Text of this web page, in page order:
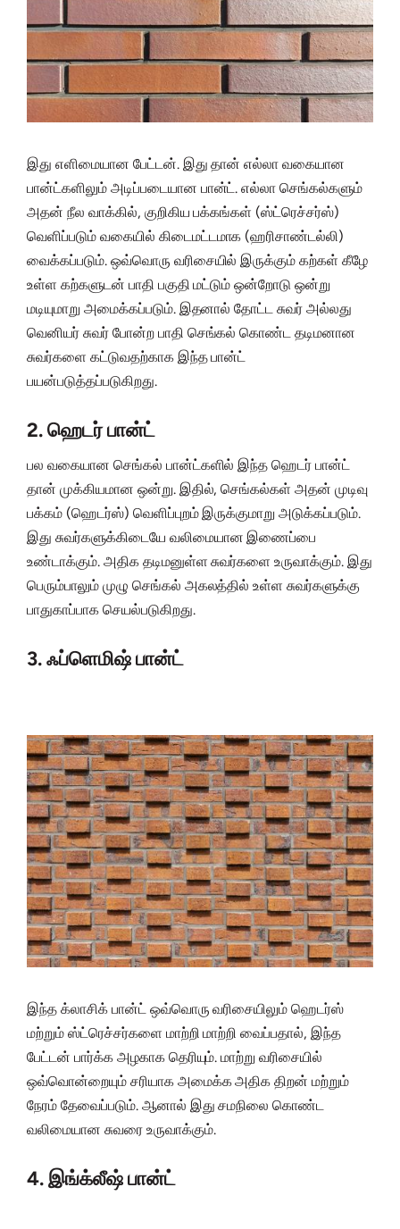
இது எளிமையான பேட்டன். இது தான் எல்லா வகையான
பான்ட்களிலும் அடிப்படையான பான்ட். எல்லா செங்கல்களும்
அதன் நீல வாக்கில், குறிகிய பக்கங்கள் (ஸ்ட்ரெச்சர்ஸ்)
வெளிப்படும் வகையில் கிடைமட்டமாக (ஹரிசாண்டல்லி)
வைக்கப்படும். ஒவ்வொரு வரிசையில் இருக்கும் கற்கள் கீழே
உள்ள கற்களுடன் பாதி பகுதி மட்டும் ஒன்றோடு ஒன்று
மடியுமாறு அமைக்கப்படும். இதனால் தோட்ட சுவர் அல்லது
வெனியர் சுவர் போன்ற பாதி செங்கல் கொண்ட தடிமனான
சுவர்களை கட்டுவதற்காக இந்த பான்ட்
பயன்படுத்தப்படுகிறது.
2. ஹெடர் பான்ட்
பல வகையான செங்கல் பான்ட்களில் இந்த ஹெடர் பான்ட்
தான் முக்கியமான ஒன்று. இதில், செங்கல்கள் அதன் முடிவு
பக்கம் (ஹெடர்ஸ்) வெளிப்புறம் இருக்குமாறு அடுக்கப்படும்.
இது சுவர்களுக்கிடையே வலிமையான இணைப்பை
உண்டாக்கும். அதிக தடிமனுள்ள சுவர்களை உருவாக்கும். இது
பெரும்பாலும் முழு செங்கல் அகலத்தில் உள்ள சுவர்களுக்கு
பாதுகாப்பாக செயல்படுகிறது.
3. ஃப்ளெமிஷ் பான்ட்
இந்த க்லாசிக் பான்ட் ஒவ்வொரு வரிசையிலும் ஹெடர்ஸ்
மற்றும் ஸ்ட்ரெச்சர்களை மாற்றி மாற்றி வைப்பதால், இந்த
பேட்டன் பார்க்க அழகாக தெரியும். மாற்று வரிசையில்
ஒவ்வொன்றையும் சரியாக அமைக்க அதிக திறன் மற்றும்
நேரம் தேவைப்படும். ஆனால் இது சமநிலை கொண்ட
வலிமையான சுவரை உருவாக்கும்.
4. இங்க்லீஷ் பான்ட்